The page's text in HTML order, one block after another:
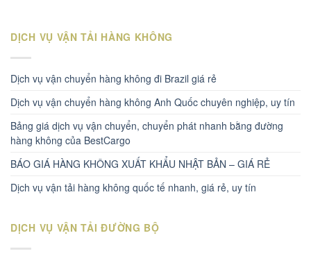
DỊCH VỤ VẬN TẢI HÀNG KHÔNG
Dịch vụ vận chuyển hàng không đi Brazil giá rẻ
Dịch vụ vận chuyển hàng không Anh Quốc chuyên nghiệp, uy tín
Bảng giá dịch vụ vận chuyển, chuyển phát nhanh bằng đường
hàng không của BestCargo
BÁO GIÁ HÀNG KHÔNG XUẤT KHẨU NHẬT BẢN – GIÁ RẺ
Dịch vụ vận tải hàng không quốc tế nhanh, giá rẻ, uy tín
DỊCH VỤ VẬN TẢI ĐƯỜNG BỘ